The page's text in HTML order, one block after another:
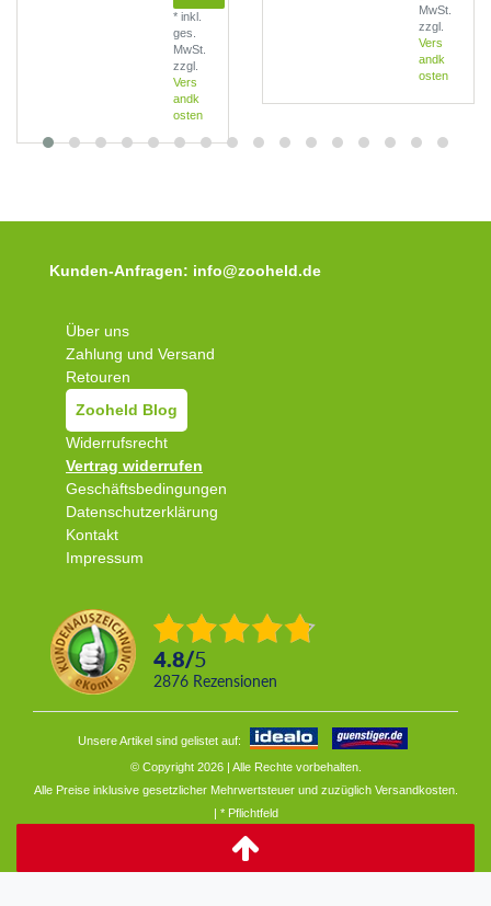
*inkl.
ges.
MwSt.
zzgl.
Vers
andk
osten
MwSt.
zzgl.
Vers
andk
osten
Kunden-Anfragen: info@zooheld.de
Über uns
Zahlung und Versand
Retouren
Zooheld Blog
Widerrufsrecht
Vertrag widerrufen
Geschäftsbedingungen
Datenschutzerklärung
Kontakt
Impressum
4.8/5
2876 Rezensionen
Unsere Artikel sind gelistet auf:
© Copyright 2026 | Alle Rechte vorbehalten.
Alle Preise inklusive gesetzlicher Mehrwertsteuer und zuzüglich Versandkosten.
| * Pflichtfeld